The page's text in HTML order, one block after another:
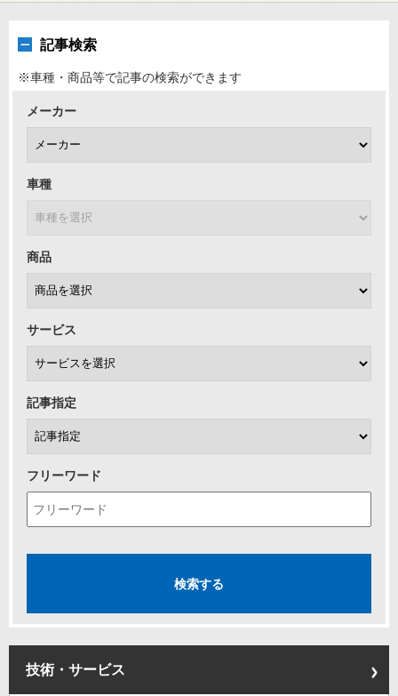
記事検索
※車種・商品等で記事の検索ができます
メーカー
車種
商品
サービス
記事指定
フリーワード
技術・サービス